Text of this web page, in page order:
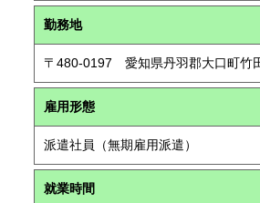
勤務地
〒480-0197 愛知県丹羽郡大口町竹
雇用形態
派遣社員（無期雇用派遣）
就業時間